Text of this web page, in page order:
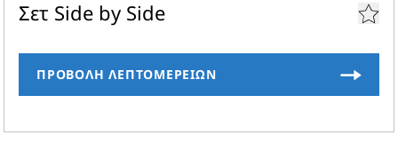
δεδομένα 3D
Σετ Side by Side